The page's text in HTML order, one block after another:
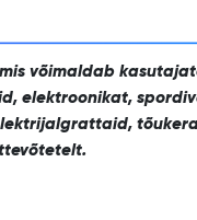
võimaldab
elektroonikat,